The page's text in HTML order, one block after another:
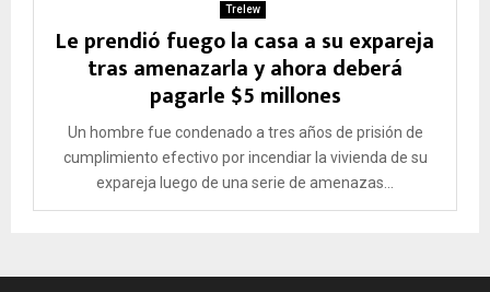
Trelew
Le prendió fuego la casa a su expareja
tras amenazarla y ahora deberá
pagarle $5 millones
Un hombre fue condenado a tres años de prisión de
cumplimiento efectivo por incendiar la vivienda de su
expareja luego de una serie de amenazas...